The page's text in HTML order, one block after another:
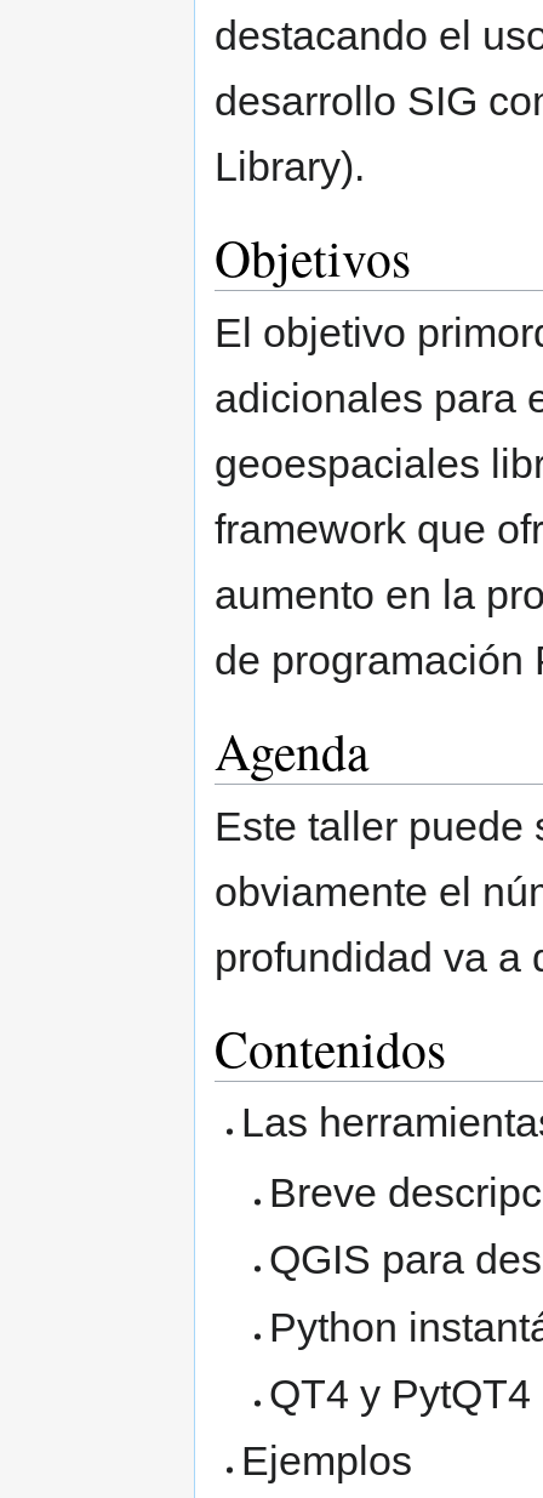
destacando el
desarrollo SIG
Library).
Objetivos
El objetivo
adicionales para
geoespaciales
framework que
aumento en la
de programación
Agenda
Este taller puede
obviamente el
profundidad va a
Contenidos
Las
Breve
QGIS para
Python
QT4 y PytQT4
Ejemplos